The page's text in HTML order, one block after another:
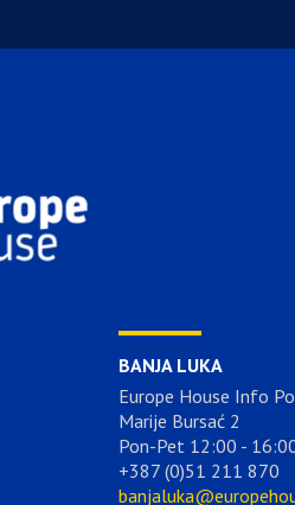
BANJA LUKA
Europe House Info
Marije Bursać 2
Pon-Pet 12:00 -
+387 (0)51 211 870